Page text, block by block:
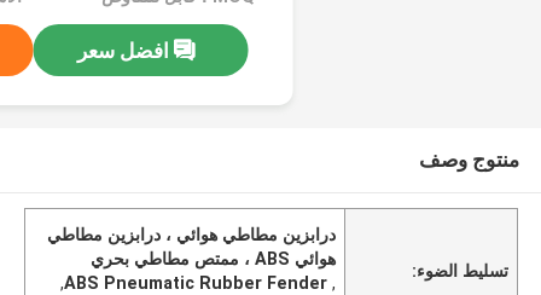
افضل سعر
منتوج وصف
تسليط الضوء:
درابزين مطاطي هوائي ، درابزين مطاطي
هوائي ABS ، ممتص مطاطي بحري
,
ABS Pneumatic Rubber Fender
,